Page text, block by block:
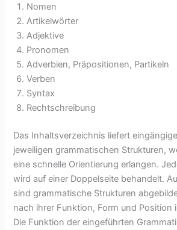
Nomen
Artikelwörter
Adjektive
Pronomen
Adverbien, Präpositionen, Partikeln
Verben
Syntax
Rechtschreibung
Das Inhaltsverzeichnis liefert
jeweiligen grammatischen Strukturen,
eine schnelle Orientierung erlangen.
wird auf einer Doppelseite behandelt.
sind grammatische Strukturen
nach ihrer Funktion, Form und Position
Die Funktion der eingeführten